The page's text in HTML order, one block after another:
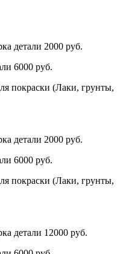
детали 2000 руб.
6000 руб.
покраски (Лаки, грунты,
детали 2000 руб.
6000 руб.
покраски (Лаки, грунты,
детали 12000 руб.